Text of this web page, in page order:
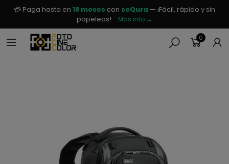
💳 Paga hasta en 18 meses con seQura — ¡Fácil, rápido y sin
papeleos!
Más info →
0